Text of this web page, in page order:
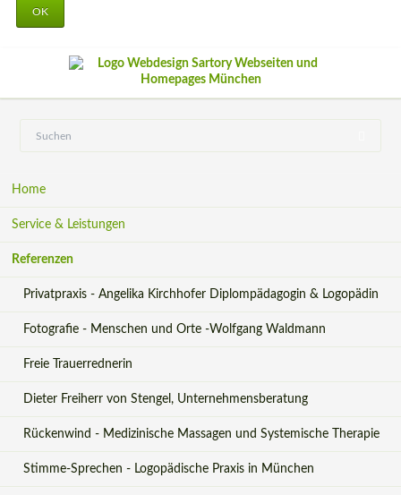
OK
Home
Service & Leistungen
Referenzen
Privatpraxis - Angelika Kirchhofer Diplompädagogin & Logopädin
Fotografie - Menschen und Orte -Wolfgang Waldmann
Freie Trauerrednerin
Dieter Freiherr von Stengel, Unternehmensberatung
Rückenwind - Medizinische Massagen und Systemische Therapie
Stimme-Sprechen - Logopädische Praxis in München